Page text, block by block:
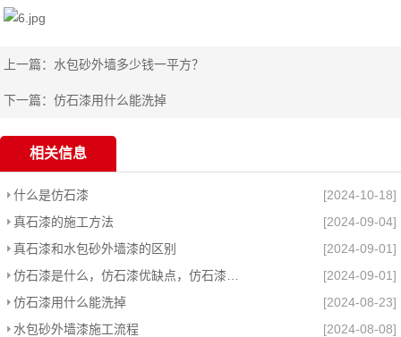
上一篇：水包砂外墙多少钱一平方？
下一篇：仿石漆用什么能洗掉
相关信息
什么是仿石漆
[2024-10-18]
真石漆的施工方法
[2024-09-04]
真石漆和水包砂外墙漆的区别
[2024-09-01]
仿石漆是什么，仿石漆优缺点，仿石漆和真石漆区别
[2024-09-01]
仿石漆用什么能洗掉
[2024-08-23]
水包砂外墙漆施工流程
[2024-08-08]